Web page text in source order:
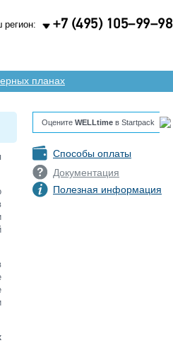
+7 (495) 105–99–98
регион:
планах
Оцените WELLtime в Startpack
Способы оплаты
Документация
Полезная информация